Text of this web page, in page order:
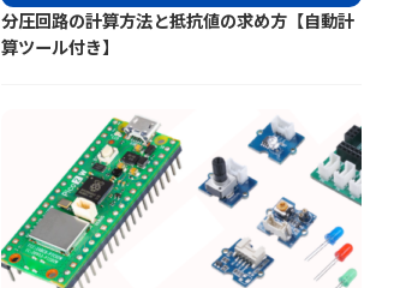
分圧回路の計算方法と抵抗値の求め方【自動計
算ツール付き】